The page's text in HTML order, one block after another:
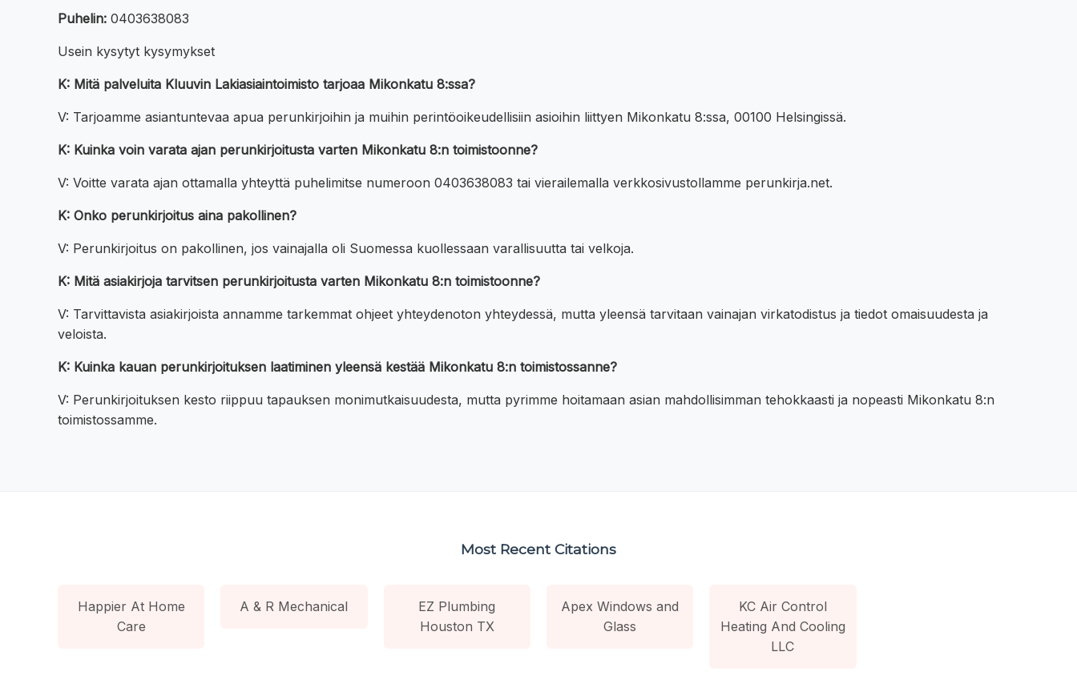
Puhelin: 0403638083
Usein kysytyt kysymykset
K: Mitä palveluita Kluuvin Lakiasiaintoimisto tarjoaa Mikonkatu 8:ssa?
V: Tarjoamme asiantuntevaa apua perunkirjoihin ja muihin perintöoikeudellisiin asioihin liittyen Mikonkatu 8:ssa, 00100 Helsingissä.
K: Kuinka voin varata ajan perunkirjoitusta varten Mikonkatu 8:n toimistoonne?
V: Voitte varata ajan ottamalla yhteyttä puhelimitse numeroon 0403638083 tai vierailemalla verkkosivustollamme perunkirja.net.
K: Onko perunkirjoitus aina pakollinen?
V: Perunkirjoitus on pakollinen, jos vainajalla oli Suomessa kuollessaan varallisuutta tai velkoja.
K: Mitä asiakirjoja tarvitsen perunkirjoitusta varten Mikonkatu 8:n toimistoonne?
V: Tarvittavista asiakirjoista annamme tarkemmat ohjeet yhteydenoton yhteydessä, mutta yleensä tarvitaan vainajan virkatodistus ja tiedot omaisuudesta ja
veloista.
K: Kuinka kauan perunkirjoituksen laatiminen yleensä kestää Mikonkatu 8:n toimistossanne?
V: Perunkirjoituksen kesto riippuu tapauksen monimutkaisuudesta, mutta pyrimme hoitamaan asian mahdollisimman tehokkaasti ja nopeasti Mikonkatu 8:n
toimistossamme.
Most Recent Citations
Happier At Home
Care
A & R Mechanical
EZ Plumbing
Houston TX
Apex Windows and
Glass
KC Air Control
Heating And Cooling
LLC